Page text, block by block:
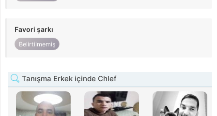
Favori şarkı
Belirtilmemiş
Tanışma Erkek içinde Chlef